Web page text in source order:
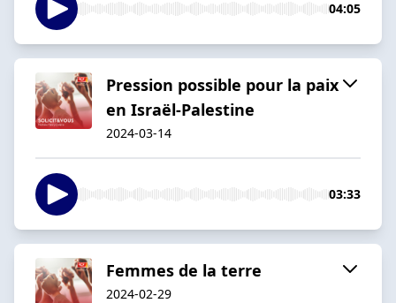
04:05
Pression possible pour la paix
en Israël-Palestine
2024-03-14
03:33
Femmes de la terre
2024-02-29